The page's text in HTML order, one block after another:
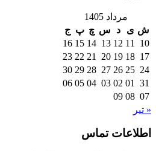
مرداد 1405
ش ی د س چ پ ج
10
11
12
13
14
15
16
17
18
19
20
21
22
23
24
25
26
27
28
29
30
31
01
02
03
04
05
06
07
08
09
« تیر
اطلاعات تماس